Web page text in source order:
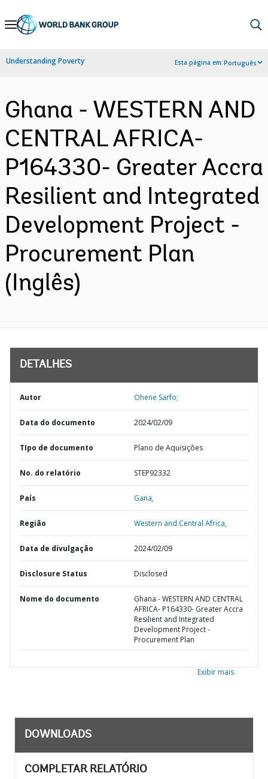
Skip
Navigation
Understanding Poverty Esta página em:Português
Ghana - WESTERN AND
CENTRAL AFRICA-
P164330- Greater Accra
Resilient and Integrated
Development Project -
Procurement Plan
(Inglês)
DETALHES
Autor Ohene Sarfo;
Data do documento 2024/02/09
TIpo de documento Plano de Aquisições
No. do relatório STEP92332
País Gana,
Região Western and Central Africa,
Data de divulgação 2024/02/09
Disclosure Status Disclosed
Nome do documento
Ghana - WESTERN AND CENTRAL
AFRICA- P164330- Greater Accra
Resilient and Integrated
Development Project -
Procurement Plan
Exibir mais
DOWNLOADS
COMPLETAR RELATÓRIO